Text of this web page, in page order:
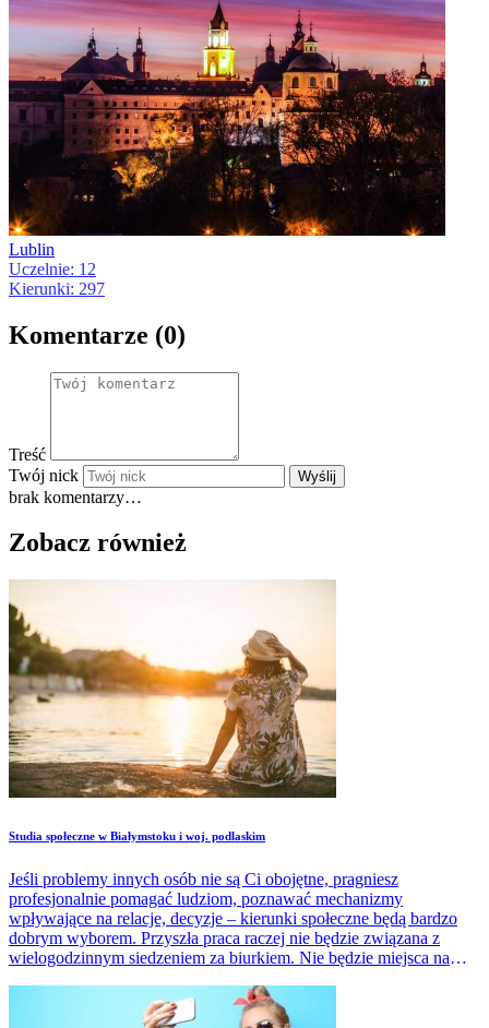
Lublin
Uczelnie: 12
Kierunki: 297
Komentarze (0)
Treść
Twój nick
Wyślij
brak komentarzy…
Zobacz również
Studia społeczne w Białymstoku i woj. podlaskim
Jeśli problemy innych osób nie są Ci obojętne, pragniesz
profesjonalnie pomagać ludziom, poznawać mechanizmy
wpływające na relacje, decyzje – kierunki społeczne będą bardzo
dobrym wyborem. Przyszła praca raczej nie będzie związana z
wielogodzinnym siedzeniem za biurkiem. Nie będzie miejsca na